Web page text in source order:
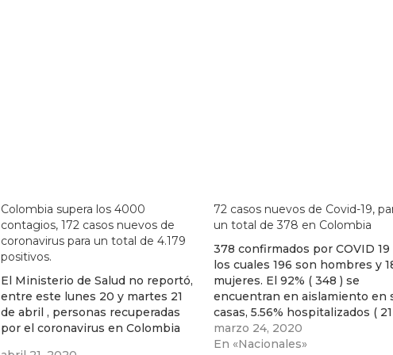
Colombia supera los 4000
contagios, 172 casos nuevos de
coronavirus para un total de 4.179
positivos.
El Ministerio de Salud no reportó,
entre este lunes 20 y martes 21
de abril , personas recuperadas
por el coronavirus en Colombia
72 casos nuevos de Covid-19,
un total de 378 en Colombia
378 confirmados por COVID 19
los cuales 196 son hombres y
mujeres. El 92% ( 348 ) se
encuentran en aislamiento en
casas, 5.56% hospitalizados ( 21
casos) y un 1.59 % recuperados (
casos)
marzo 24, 2020
En «Nacionales»